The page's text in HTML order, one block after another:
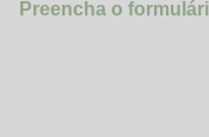
Preencha o